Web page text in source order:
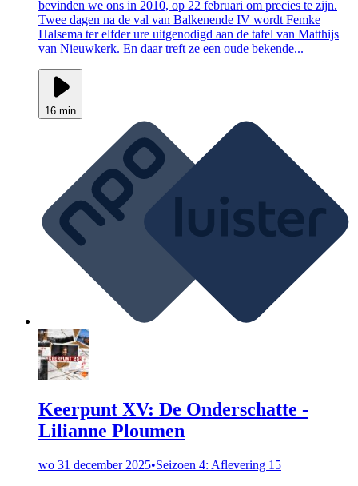
bevinden we ons in 2010, op 22 februari om precies te zijn.
Twee dagen na de val van Balkenende IV wordt Femke
Halsema ter elfder ure uitgenodigd aan de tafel van Matthijs
van Nieuwkerk. En daar treft ze een oude bekende...
16 min
Keerpunt XV: De Onderschatte -
Lilianne Ploumen
wo 31 december 2025•Seizoen 4: Aflevering 15